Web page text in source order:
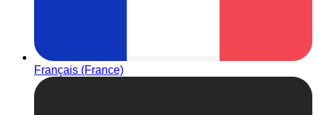
Français (France)